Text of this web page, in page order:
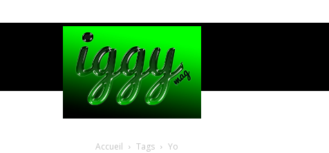
Accueil Tags Yo